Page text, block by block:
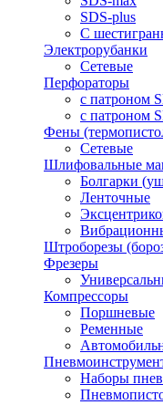
SDS-plus
С
Электрорубанки
Сетевые
Перфораторы
с патроном
с патроном
Фены
Сетевые
Шлифовальные
Болгарки
Ленточные
Штроборезы
Фрезеры
Компрессоры
Поршневые
Ременные
Наборы